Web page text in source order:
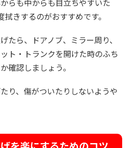
らも中からも目立ちやすいた
きするのがおすすめです。
たら、ドアノブ、ミラー周り、
ト・トランクを開けた時のふち
確認しましょう。
り、傷がついたりしないようや